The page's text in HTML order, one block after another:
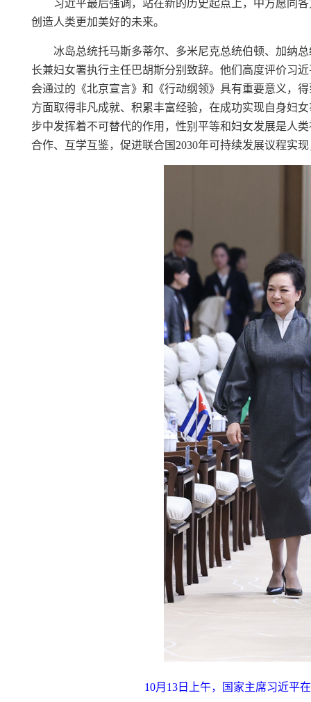
习近平最后强调，站在新的历史起点上，中方愿同
创造人类更加美好的未来。
冰岛总统托马斯多蒂尔、多米尼克总统伯顿、加纳
长兼妇女署执行主任巴胡斯分别致辞。他们高度评价习
会通过的《北京宣言》和《行动纲领》具有重要意义，
方面取得非凡成就、积累丰富经验，在成功实现自身妇
步中发挥着不可替代的作用，性别平等和妇女发展是人
合作、互学互鉴，促进联合国2030年可持续发展议程实
10月13日上午，国家主席习近平